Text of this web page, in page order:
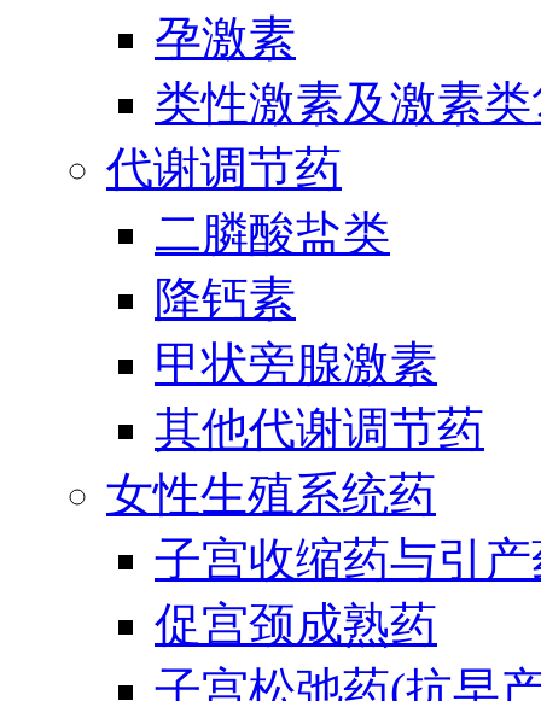
孕激素
类性激素及激素
代谢调节药
二膦酸盐类
降钙素
甲状旁腺激素
其他代谢调节药
女性生殖系统药
子宫收缩药与引
促宫颈成熟药
子宫松弛药(抗早